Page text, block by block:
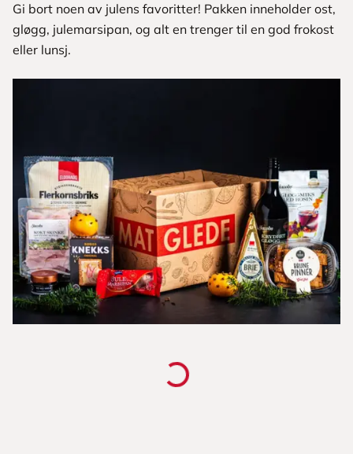
Gi bort noen av julens favoritter! Pakken inneholder ost,
gløgg, julemarsipan, og alt en trenger til en god frokost
eller lunsj.